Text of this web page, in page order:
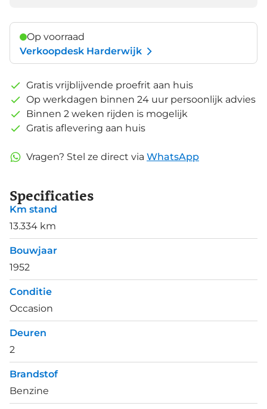
Op voorraad
Verkoopdesk Harderwijk
Gratis vrijblijvende proefrit aan huis
Op werkdagen binnen 24 uur persoonlijk advies
Binnen 2 weken rijden is mogelijk
Gratis aflevering aan huis
Vragen? Stel ze direct via WhatsApp
Specificaties
Km stand
13.334 km
Bouwjaar
1952
Conditie
Occasion
Deuren
2
Brandstof
Benzine